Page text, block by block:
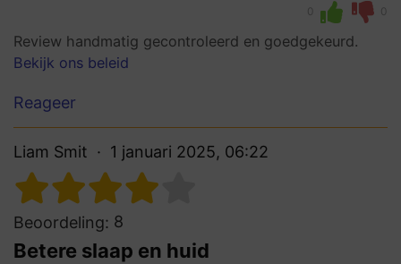
0 0
Review handmatig gecontroleerd en goedgekeurd.
Bekijk ons beleid
Reageer
Liam Smit 1 januari 2025, 06:22
Beoordeling: 8
Betere slaap en huid